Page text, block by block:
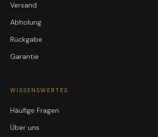
Versand
Abholung
Rückgabe
Garantie
WISSENSWERTES
Häufige Fragen
Über uns